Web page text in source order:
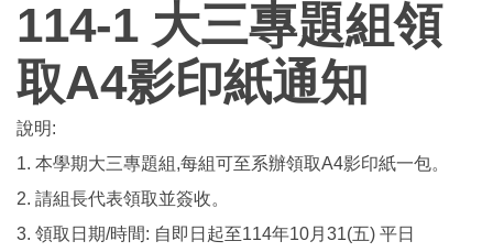
114-1 大三專題組領
取A4影印紙通知
說明:
1. 本學期大三專題組,每組可至系辦領取A4影印紙一包。
2. 請組長代表領取並簽收。
3. 領取日期/時間: 自即日起至114年10月31(五) 平日